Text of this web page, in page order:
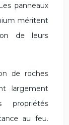
panneaux
méritent
de leurs
de roches
largement
propriétés
au feu.